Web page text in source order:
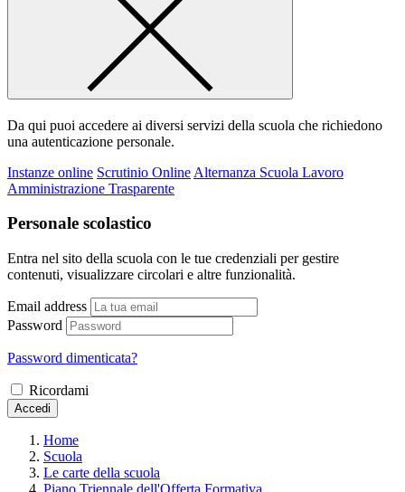
Da qui puoi accedere ai diversi servizi della scuola che richiedono
una autenticazione personale.
Instanze online Scrutinio Online Alternanza Scuola Lavoro
Amministrazione Trasparente
Personale scolastico
Entra nel sito della scuola con le tue credenziali per gestire
contenuti, visualizzare circolari e altre funzionalità.
Email address
Password
Password dimenticata?
Ricordami
Accedi
Home
Scuola
Le carte della scuola
Piano Triennale dell'Offerta Formativa